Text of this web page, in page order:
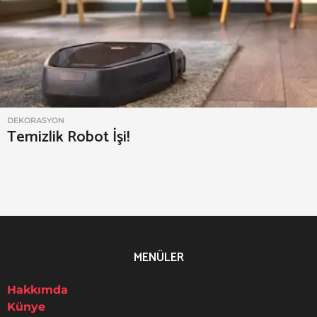
x
DEKORASYON
Temizlik Robot İşi!
MENÜLER
Hakkımda
Künye